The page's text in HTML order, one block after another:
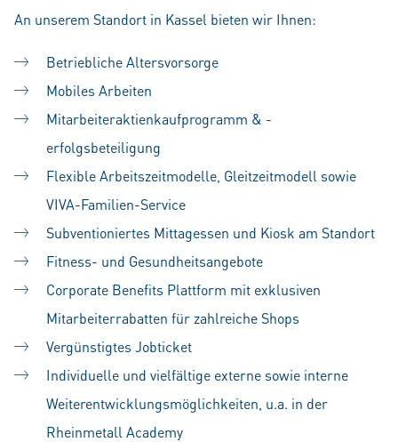
An unserem Standort in Kassel bieten wir Ihnen:
Betriebliche Altersvorsorge
Mobiles Arbeiten
Mitarbeiteraktienkaufprogramm & -
erfolgsbeteiligung
Flexible Arbeitszeitmodelle, Gleitzeitmodell sowie
VIVA-Familien-Service
Subventioniertes Mittagessen und Kiosk am Standort
Fitness- und Gesundheitsangebote
Corporate Benefits Plattform mit exklusiven
Mitarbeiterrabatten für zahlreiche Shops
Vergünstigtes Jobticket
Individuelle und vielfältige externe sowie interne
Weiterentwicklungsmöglichkeiten, u.a. in der
Rheinmetall Academy